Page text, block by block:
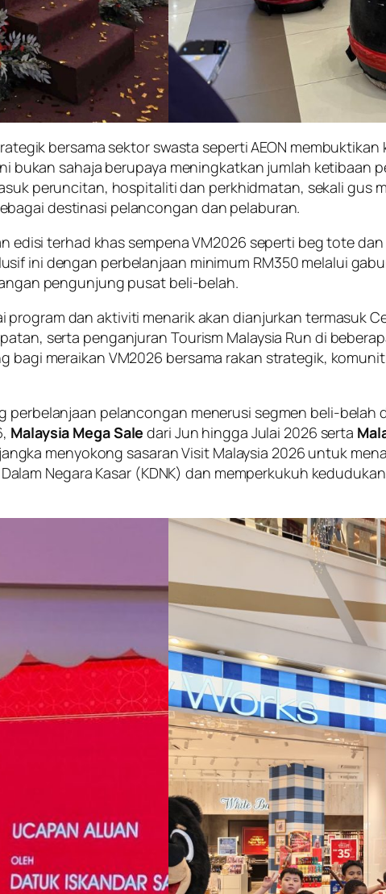
bersama sektor swasta seperti AEON
bukan sahaja berupaya meningkatkan jumlah ketibaan
peruncitan, hospitaliti dan perkhidmatan, sekali gus
destinasi pelancongan dan pelaburan.
edisi terhad khas sempena VM2026 seperti beg tote
ini dengan perbelanjaan minimum RM350 melalui
pengunjung pusat beli-belah.
dan aktiviti menarik akan dianjurkan termasuk
serta penganjuran Tourism Malaysia Run di
meraikan VM2026 bersama rakan strategik,
perbelanjaan pelancongan menerusi segmen beli-
Malaysia Mega Sale dari Jun hingga Julai 2026 serta
menyokong sasaran Visit Malaysia 2026 untuk
Negara Kasar (KDNK) dan memperkukuh